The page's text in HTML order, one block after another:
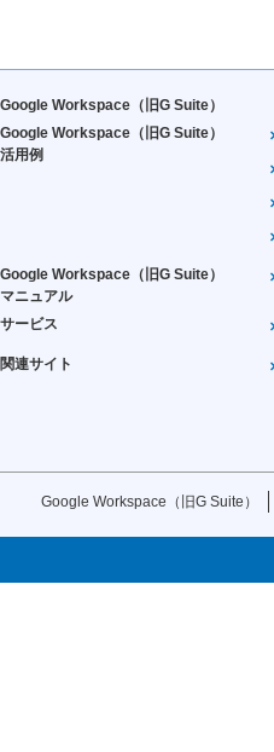
Google Workspace（旧G Suite）
Google Workspace（旧G Suite）
活用例
Google Workspace（旧G Suite）
マニュアル
サービス
関連サイト
Google Workspace（旧G Suite）